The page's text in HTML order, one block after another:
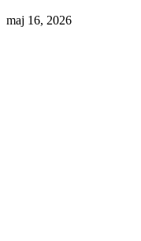
maj 16, 2026